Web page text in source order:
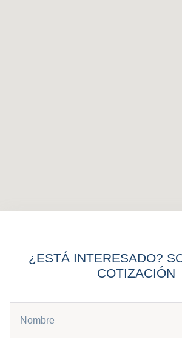
¿ESTÁ INTERESADO?
COTIZACIÓN